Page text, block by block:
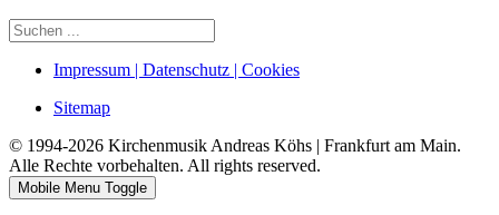
Impressum | Datenschutz | Cookies
Sitemap
© 1994-2026 Kirchenmusik Andreas Köhs | Frankfurt am Main.
Alle Rechte vorbehalten. All rights reserved.
Mobile Menu Toggle